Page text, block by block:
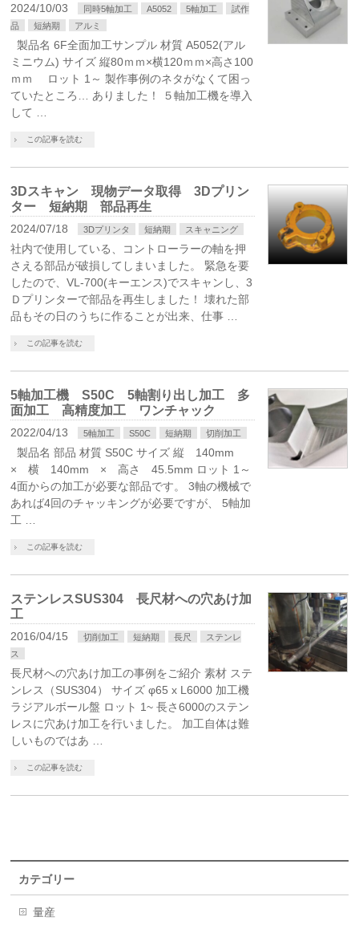
2024/10/03 同時5軸加工 A5052 5軸加工
試作
品
短納期 アルミ
製品名 6F全面加工サンプル 材質 A5052(アル
ミニウム) サイズ 縦80ｍｍ×横120ｍｍ×高さ100
ｍｍ ロット 1～ 製作事例のネタがなくて困っ
ていたところ… ありました！ ５軸加工機を導入
して …
この記事を読む
3Dスキャン 現物データ取得 3Dプリン
ター 短納期 部品再生
2024/07/18 3Dプリンタ 短納期 スキャニング
社内で使用している、コントローラーの軸を押
さえる部品が破損してしまいました。 緊急を要
したので、VL-700(キーエンス)でスキャンし、3
Ｄプリンターで部品を再生しました！ 壊れた部
品もその日のうちに作ることが出来、仕事 …
この記事を読む
5軸加工機 S50C 5軸割り出し加工 多
面加工 高精度加工 ワンチャック
2022/04/13 5軸加工 S50C 短納期 切削加工
製品名 部品 材質 S50C サイズ 縦 140mm
× 横 140mm × 高さ 45.5mm ロット 1～
4面からの加工が必要な部品です。 3軸の機械で
あれば4回のチャッキングが必要ですが、 5軸加
工 …
この記事を読む
ステンレスSUS304 長尺材への穴あけ加
工
2016/04/15 切削加工 短納期 長尺
ステンレ
ス
長尺材への穴あけ加工の事例をご紹介 素材 ステ
ンレス（SUS304） サイズ φ65 x L6000 加工機
ラジアルボール盤 ロット 1~ 長さ6000のステン
レスに穴あけ加工を行いました。 加工自体は難
しいものではあ …
この記事を読む
カテゴリー
量産